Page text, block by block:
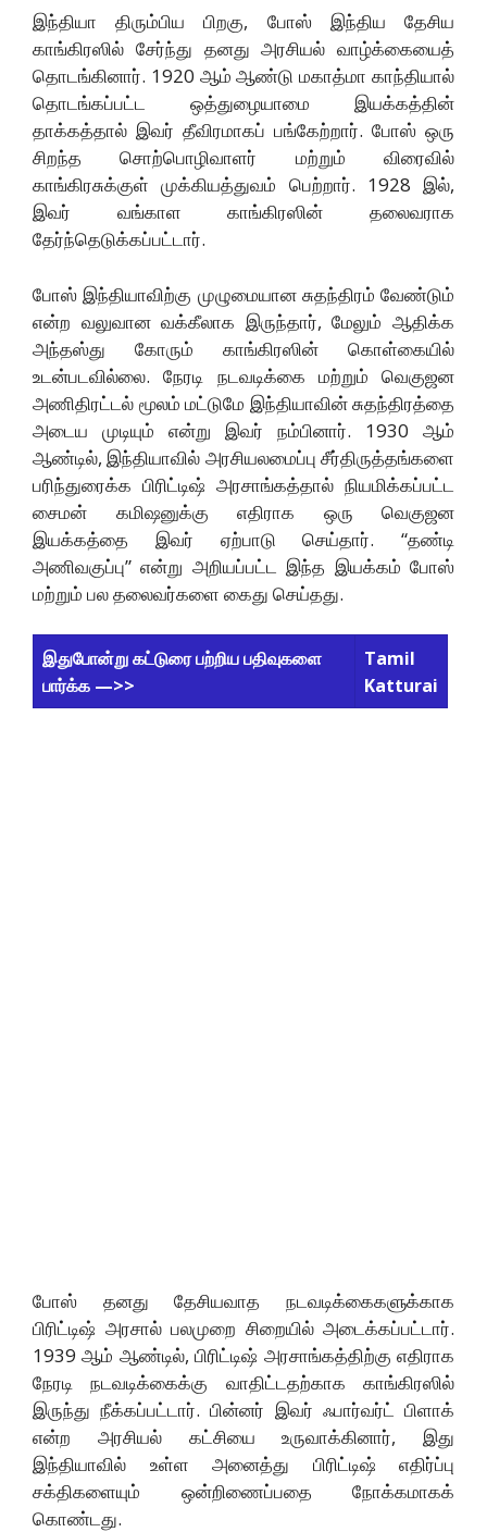
இந்தியா திரும்பிய பிறகு, போஸ் இந்திய தேசிய
காங்கிரஸில் சேர்ந்து தனது அரசியல் வாழ்க்கையைத்
தொடங்கினார். 1920 ஆம் ஆண்டு மகாத்மா காந்தியால்
தொடங்கப்பட்ட ஒத்துழையாமை இயக்கத்தின்
தாக்கத்தால் இவர் தீவிரமாகப் பங்கேற்றார். போஸ் ஒரு
சிறந்த சொற்பொழிவாளர் மற்றும் விரைவில்
காங்கிரசுக்குள் முக்கியத்துவம் பெற்றார். 1928 இல்,
இவர் வங்காள காங்கிரஸின் தலைவராக
தேர்ந்தெடுக்கப்பட்டார்.
போஸ் இந்தியாவிற்கு முழுமையான சுதந்திரம் வேண்டும்
என்ற வலுவான வக்கீலாக இருந்தார், மேலும் ஆதிக்க
அந்தஸ்து கோரும் காங்கிரஸின் கொள்கையில்
உடன்படவில்லை. நேரடி நடவடிக்கை மற்றும் வெகுஜன
அணிதிரட்டல் மூலம் மட்டுமே இந்தியாவின் சுதந்திரத்தை
அடைய முடியும் என்று இவர் நம்பினார். 1930 ஆம்
ஆண்டில், இந்தியாவில் அரசியலமைப்பு சீர்திருத்தங்களை
பரிந்துரைக்க பிரிட்டிஷ் அரசாங்கத்தால் நியமிக்கப்பட்ட
சைமன் கமிஷனுக்கு எதிராக ஒரு வெகுஜன
இயக்கத்தை இவர் ஏற்பாடு செய்தார். “தண்டி
அணிவகுப்பு” என்று அறியப்பட்ட இந்த இயக்கம் போஸ்
மற்றும் பல தலைவர்களை கைது செய்தது.
இதுபோன்று கட்டுரை பற்றிய பதிவுகளை
பார்க்க —>>
Tamil
Katturai
போஸ் தனது தேசியவாத நடவடிக்கைகளுக்காக
பிரிட்டிஷ் அரசால் பலமுறை சிறையில் அடைக்கப்பட்டார்.
1939 ஆம் ஆண்டில், பிரிட்டிஷ் அரசாங்கத்திற்கு எதிராக
நேரடி நடவடிக்கைக்கு வாதிட்டதற்காக காங்கிரஸில்
இருந்து நீக்கப்பட்டார். பின்னர் இவர் ஃபார்வர்ட் பிளாக்
என்ற அரசியல் கட்சியை உருவாக்கினார், இது
இந்தியாவில் உள்ள அனைத்து பிரிட்டிஷ் எதிர்ப்பு
சக்திகளையும் ஒன்றிணைப்பதை நோக்கமாகக்
கொண்டது.